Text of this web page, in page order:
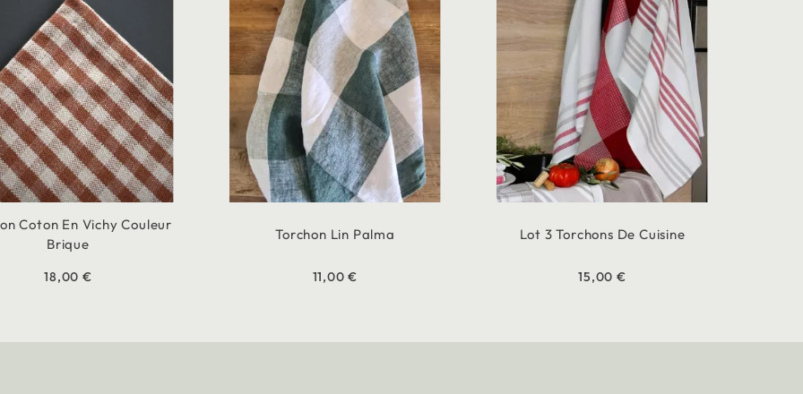
Coton En Vichy Couleur
Brique
18,00 €
Torchon Lin Palma
11,00 €
Lot 3 Torchons De Cuisine
15,00 €